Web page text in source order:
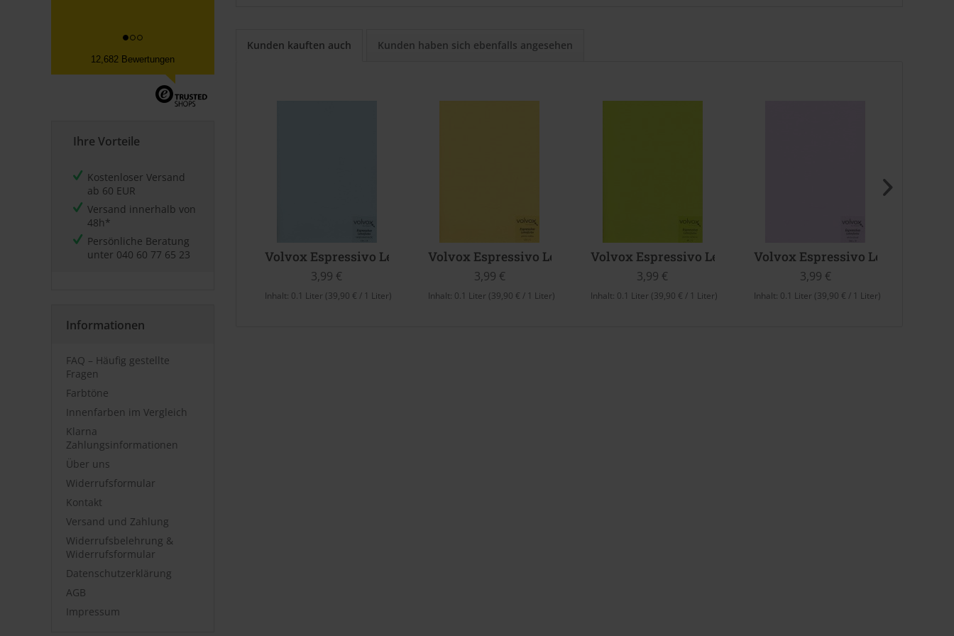
12,682 Bewertungen
Ihre Vorteile
Kostenloser Versand
ab 60 EUR
Versand innerhalb von
48h*
Persönliche Beratung
unter 040 60 77 65 23
Informationen
FAQ – Häufig gestellte
Fragen
Farbtöne
Innenfarben im Vergleich
Klarna
Zahlungsinformationen
Über uns
Widerrufsformular
Kontakt
Versand und Zahlung
Widerrufsbelehrung &
Widerrufsformular
Datenschutzerklärung
AGB
Impressum
Kunden kauften auch Kunden haben sich ebenfalls angesehen
Volvox Espressivo Lehmfarbe (Vergissmeinnicht)
3,99 €
Inhalt: 0.1 Liter (39,90 € / 1 Liter)
Volvox Espressivo Lehmfarbe (Pêche Melba)
3,99 €
Inhalt: 0.1 Liter (39,90 € / 1 Liter)
Volvox Espressivo Lehmfarbe (Puerto Vallarta)
3,99 €
Inhalt: 0.1 Liter (39,90 € / 1 Liter)
Volvox Espressivo Lehmfarbe
3,99 €
Inhalt: 0.1 Liter (39,90 € / 1 Liter)